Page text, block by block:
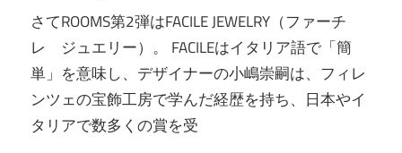
さてROOMS第2弾はFACILE JEWELRY（ファーチ
レ ジュエリー）。 FACILEはイタリア語で「簡
単」を意味し、デザイナーの小嶋崇嗣は、フィレ
ンツェの宝飾工房で学んだ経歴を持ち、日本やイ
タリアで数多くの賞を受